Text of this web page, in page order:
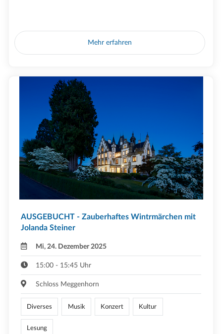
Mehr erfahren
AUSGEBUCHT - Zauberhaftes Wintrmärchen mit
Jolanda Steiner
Mi, 24. Dezember 2025
15:00 - 15:45 Uhr
Schloss Meggenhorn
Diverses Musik Konzert Kultur
Lesung